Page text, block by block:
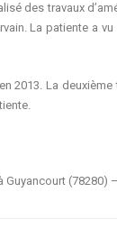
des travaux
La patiente a
2013. La
Guyancourt (78280)